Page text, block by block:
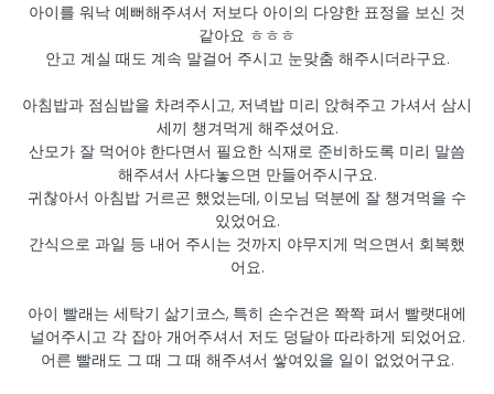
아이를 워낙 예뻐해주셔서 저보다 아이의 다양한 표정을 보신 것
같아요 ㅎㅎㅎ
안고 계실 때도 계속 말걸어 주시고 눈맞춤 해주시더라구요.
아침밥과 점심밥을 차려주시고, 저녁밥 미리 앉혀주고 가셔서 삼시
세끼 챙겨먹게 해주셨어요.
산모가 잘 먹어야 한다면서 필요한 식재로 준비하도록 미리 말씀
해주셔서 사다놓으면 만들어주시구요.
귀찮아서 아침밥 거르곤 했었는데, 이모님 덕분에 잘 챙겨먹을 수
있었어요.
간식으로 과일 등 내어 주시는 것까지 야무지게 먹으면서 회복했
어요.
아이 빨래는 세탁기 삶기코스, 특히 손수건은 쫙쫙 펴서 빨랫대에
널어주시고 각 잡아 개어주셔서 저도 덩달아 따라하게 되었어요.
어른 빨래도 그 때 그 때 해주셔서 쌓여있을 일이 없었어구요.